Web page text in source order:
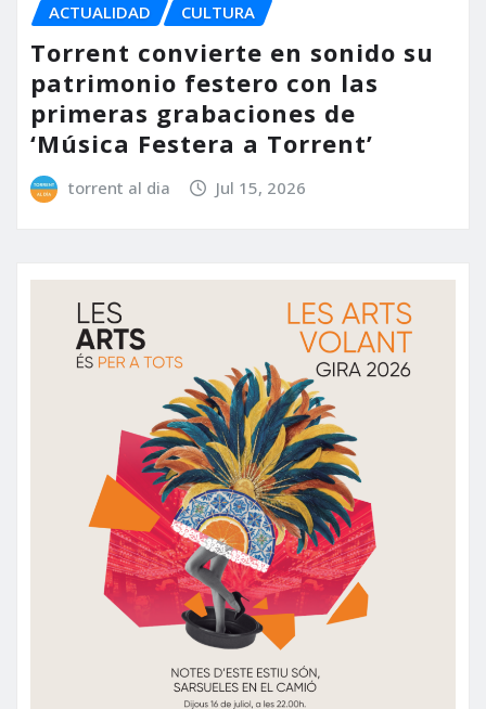
ACTUALIDAD CULTURA
Torrent convierte en sonido su
patrimonio festero con las
primeras grabaciones de
‘Música Festera a Torrent’
torrent al dia Jul 15, 2026